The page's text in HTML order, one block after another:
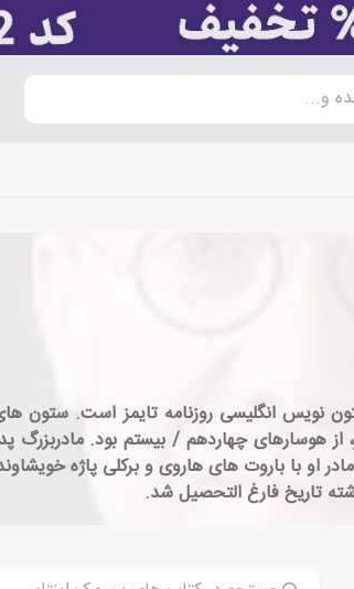
و...
1963) نویسنده، مورخ، منتقد و ستون نویس انگلیسی
هوسارهای چهاردهم / بیستم بود. مادربزرگ